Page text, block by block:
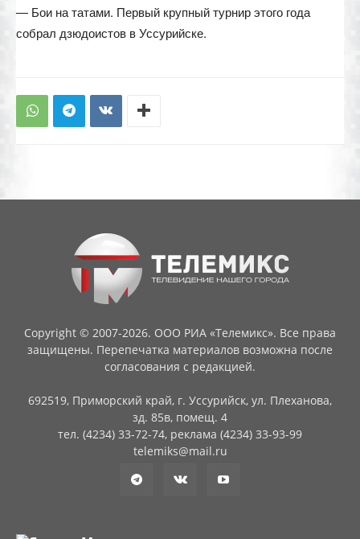
— Бои на татами. Первый крупный турнир этого года
собрал дзюдоистов в Уссурийске.
Copyright © 2007-2026. ООО РИА «Телемикс». Все права
защищены. Перепечатка материалов возможна после
согласования с редакцией.
692519, Приморский край, г. Уссурийск, ул. Плеханова,
зд. 85в, помещ. 4
тел. (4234) 33-72-74, реклама (4234) 33-93-99
telemiks@mail.ru